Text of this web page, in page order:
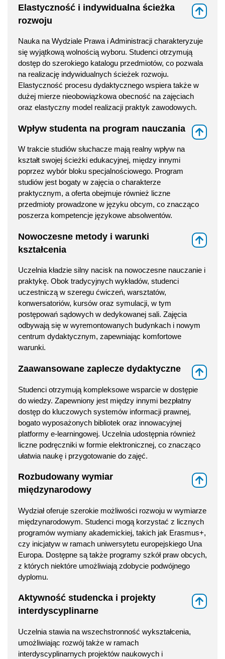
Elastyczność i indywidualna ścieżka
rozwoju
Nauka na Wydziale Prawa i Administracji charakteryzuje
się wyjątkową wolnością wyboru. Studenci otrzymują
dostęp do szerokiego katalogu przedmiotów, co pozwala
na realizację indywidualnych ścieżek rozwoju.
Elastyczność procesu dydaktycznego wspiera także w
dużej mierze nieobowiązkowa obecność na zajęciach
oraz elastyczny model realizacji praktyk zawodowych.
Wpływ studenta na program nauczania
W trakcie studiów słuchacze mają realny wpływ na
kształt swojej ścieżki edukacyjnej, między innymi
poprzez wybór bloku specjalnościowego. Program
studiów jest bogaty w zajęcia o charakterze
praktycznym, a oferta obejmuje również liczne
przedmioty prowadzone w języku obcym, co znacząco
poszerza kompetencje językowe absolwentów.
Nowoczesne metody i warunki
kształcenia
Uczelnia kładzie silny nacisk na nowoczesne nauczanie i
praktykę. Obok tradycyjnych wykładów, studenci
uczestniczą w szeregu ćwiczeń, warsztatów,
konwersatoriów, kursów oraz symulacji, w tym
postępowań sądowych w dedykowanej sali. Zajęcia
odbywają się w wyremontowanych budynkach i nowym
centrum dydaktycznym, zapewniając komfortowe
warunki.
Zaawansowane zaplecze dydaktyczne
Studenci otrzymują kompleksowe wsparcie w dostępie
do wiedzy. Zapewniony jest między innymi bezpłatny
dostęp do kluczowych systemów informacji prawnej,
bogato wyposażonych bibliotek oraz innowacyjnej
platformy e-learningowej. Uczelnia udostępnia również
liczne podręczniki w formie elektronicznej, co znacząco
ułatwia naukę i przygotowanie do zajęć.
Rozbudowany wymiar
międzynarodowy
Wydział oferuje szerokie możliwości rozwoju w wymiarze
międzynarodowym. Studenci mogą korzystać z licznych
programów wymiany akademickiej, takich jak Erasmus+,
czy inicjatyw w ramach uniwersytetu europejskiego Una
Europa. Dostępne są także programy szkół praw obcych,
z których niektóre umożliwiają zdobycie podwójnego
dyplomu.
Aktywność studencka i projekty
interdyscyplinarne
Uczelnia stawia na wszechstronność wykształcenia,
umożliwiając rozwój także w ramach
interdyscyplinarnych projektów naukowych i